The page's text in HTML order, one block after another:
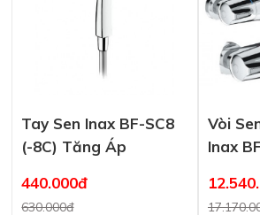
Tay Sen Inax BF-SC8
(-8C) Tăng Áp
440.000đ
630.000đ
Vòi
Inax